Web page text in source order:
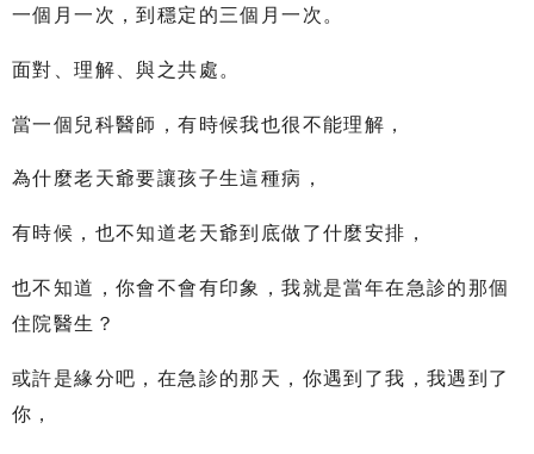
一個月一次，到穩定的三個月一次。
面對、理解、與之共處。
當一個兒科醫師，有時候我也很不能理解，
為什麼老天爺要讓孩子生這種病，
有時候，也不知道老天爺到底做了什麼安排，
也不知道，你會不會有印象，我就是當年在急診的那個
住院醫生？
或許是緣分吧，在急診的那天，你遇到了我，我遇到了
你，